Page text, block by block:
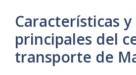
Características
principales del
transporte de